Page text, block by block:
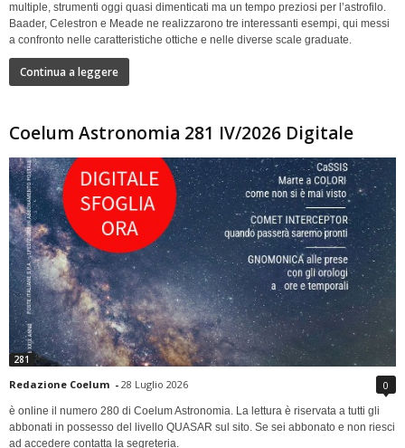
multiple, strumenti oggi quasi dimenticati ma un tempo preziosi per l’astrofilo.
Baader, Celestron e Meade ne realizzarono tre interessanti esempi, qui messi
a confronto nelle caratteristiche ottiche e nelle diverse scale graduate.
Continua a leggere
Coelum Astronomia 281 IV/2026 Digitale
281
Redazione Coelum - 28 Luglio 2026 0
è online il numero 280 di Coelum Astronomia. La lettura è riservata a tutti gli
abbonati in possesso del livello QUASAR sul sito. Se sei abbonato e non riesci
ad accedere contatta la segreteria.